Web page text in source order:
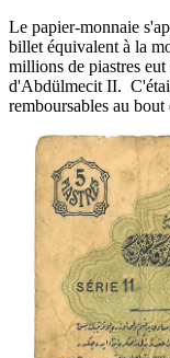
Le papier-monnaie
billet équivalent à la
millions de piastres
d'Abdülmecit II.
remboursables au